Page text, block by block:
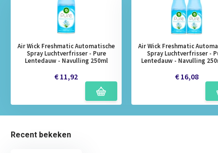
Air Wick Freshmatic Automatische
Spray Luchtverfrisser - Pure
Lentedauw - Navulling 250ml
€ 11,92
Air Wick Freshmatic
Spray Luchtverfrisser -
Lentedauw - Navulling
€ 16,08
Recent bekeken